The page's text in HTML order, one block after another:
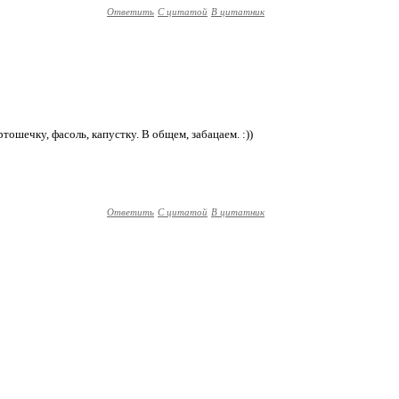
Ответить С цитатой В цитатник
фасоль, капустку. В общем, забацаем. :))
Ответить С цитатой В цитатник